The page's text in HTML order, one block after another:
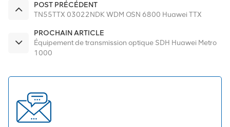
POST PRÉCÉDENT
TN55TTX 03022NDK WDM OSN 6800 Huawei TTX
PROCHAIN ARTICLE
Équipement de transmission optique SDH Huawei Metro
1000